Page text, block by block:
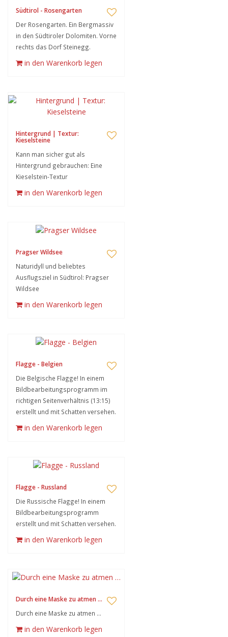
Südtirol - Rosengarten
Der Rosengarten. Ein Bergmassiv
in den Südtiroler Dolomiten. Vorne
rechts das Dorf Steinegg.
in den Warenkorb legen
Hintergrund | Textur:
Kieselsteine
Kann man sicher gut als
Hintergrund gebrauchen: Eine
Kieselstein-Textur
in den Warenkorb legen
Pragser Wildsee
Naturidyll und beliebtes
Ausflugsziel in Südtirol: Pragser
Wildsee
in den Warenkorb legen
Flagge - Belgien
Die Belgische Flagge! In einem
Bildbearbeitungsprogramm im
richtigen Seitenverhältnis (13:15)
erstellt und mit Schatten versehen.
in den Warenkorb legen
Flagge - Russland
Die Russische Flagge! In einem
Bildbearbeitungsprogramm
erstellt und mit Schatten versehen.
in den Warenkorb legen
Durch eine Maske zu atmen …
Durch eine Maske zu atmen …
in den Warenkorb legen